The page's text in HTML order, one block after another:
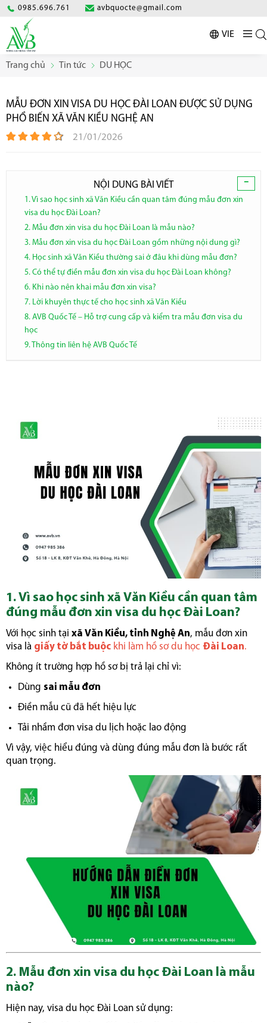
0985.696.761 avbquocte@gmail.com
VIE
Trang chủ Tin tức DU HỌC
MẪU ĐƠN XIN VISA DU HỌC ĐÀI LOAN ĐƯỢC SỬ DỤNG
PHỔ BIẾN XÃ VĂN KIỀU NGHỆ AN
21/01/2026
-
NỘI DUNG BÀI VIẾT
1. Vì sao học sinh xã Văn Kiều cần quan tâm đúng mẫu đơn xin
visa du học Đài Loan?
2. Mẫu đơn xin visa du học Đài Loan là mẫu nào?
3. Mẫu đơn xin visa du học Đài Loan gồm những nội dung gì?
4. Học sinh xã Văn Kiều thường sai ở đâu khi dùng mẫu đơn?
5. Có thể tự điền mẫu đơn xin visa du học Đài Loan không?
6. Khi nào nên khai mẫu đơn xin visa?
7. Lời khuyên thực tế cho học sinh xã Văn Kiều
8. AVB Quốc Tế – Hỗ trợ cung cấp và kiểm tra mẫu đơn visa du
học
9. Thông tin liên hệ AVB Quốc Tế
1. Vì sao học sinh xã Văn Kiều cần quan tâm
đúng mẫu đơn xin visa du học Đài Loan?
Với học sinh tại xã Văn Kiều, tỉnh Nghệ An, mẫu đơn xin
visa là giấy tờ bắt buộc khi làm hồ sơ du học Đài Loan.
Không ít trường hợp hồ sơ bị trả lại chỉ vì:
Dùng sai mẫu đơn
Điền mẫu cũ đã hết hiệu lực
Tải nhầm đơn visa du lịch hoặc lao động
Vì vậy, việc hiểu đúng và dùng đúng mẫu đơn là bước rất
quan trọng.
2. Mẫu đơn xin visa du học Đài Loan là mẫu
nào?
Hiện nay, visa du học Đài Loan sử dụng: